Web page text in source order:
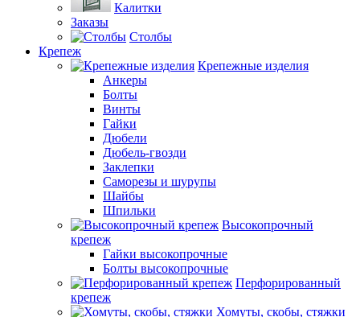
Калитки
Заказы
Столбы
Крепеж
Крепежные изделия
Анкеры
Болты
Винты
Гайки
Дюбели
Дюбель-гвозди
Заклепки
Саморезы и шурупы
Шайбы
Шпильки
Высокопрочный
крепеж
Гайки высокопрочные
Болты высокопрочные
Перфорированный
крепеж
Хомуты, скобы, стяжки